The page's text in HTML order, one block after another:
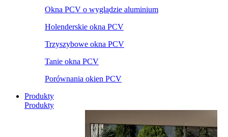
Okna PCV o wyglądzie aluminium
Holenderskie okna PCV
Trzyszybowe okna PCV
Tanie okna PCV
Porównania okien PCV
Produkty
Produkty